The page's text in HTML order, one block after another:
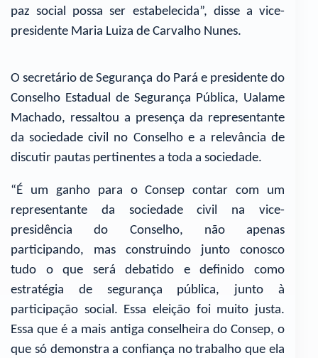
paz social possa ser estabelecida”, disse a vice-
presidente Maria Luiza de Carvalho Nunes.
O secretário de Segurança do Pará e presidente do
Conselho Estadual de Segurança Pública, Ualame
Machado, ressaltou a presença da representante
da sociedade civil no Conselho e a relevância de
discutir pautas pertinentes a toda a sociedade.
“É um ganho para o Consep contar com um
representante da sociedade civil na vice-
presidência do Conselho, não apenas
participando, mas construindo junto conosco
tudo o que será debatido e definido como
estratégia de segurança pública, junto à
participação social. Essa eleição foi muito justa.
Essa que é a mais antiga conselheira do Consep, o
que só demonstra a confiança no trabalho que ela